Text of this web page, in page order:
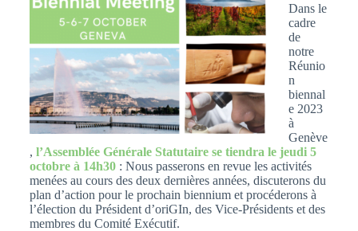
Dans le
cadre
de
notre
Réunio
n
biennal
e 2023
à
Genève
, l’Assemblée Générale Statutaire se tiendra le jeudi 5
octobre à 14h30: Nous passerons en revue les activités
menées au cours des deux dernières années, discuterons du
plan d’action pour le prochain biennium et procéderons à
l’élection du Président d’oriGIn, des Vice-Présidents et des
membres du Comité Exécutif.